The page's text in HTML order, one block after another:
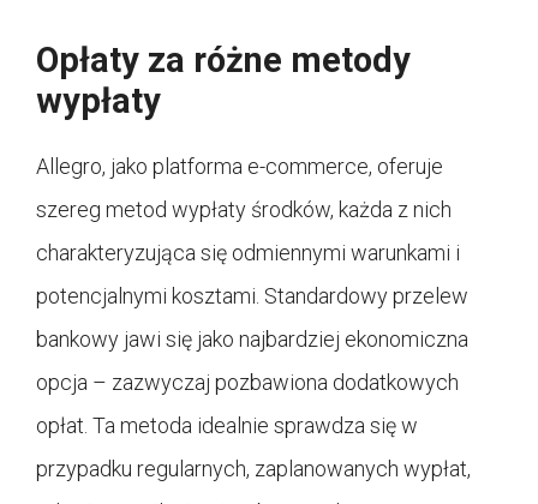
Opłaty za różne metody
wypłaty
Allegro, jako platforma e-commerce, oferuje
szereg metod wypłaty środków, każda z nich
charakteryzująca się odmiennymi warunkami i
potencjalnymi kosztami. Standardowy przelew
bankowy jawi się jako najbardziej ekonomiczna
opcja – zazwyczaj pozbawiona dodatkowych
opłat. Ta metoda idealnie sprawdza się w
przypadku regularnych, zaplanowanych wypłat,